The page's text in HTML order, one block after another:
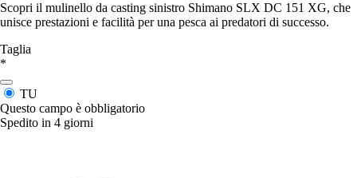
Scopri il mulinello da casting sinistro Shimano SLX DC 151 XG, che
unisce prestazioni e facilità per una pesca ai predatori di successo.
Taglia
*
TU
Questo campo è obbligatorio
Spedito in 4 giorni